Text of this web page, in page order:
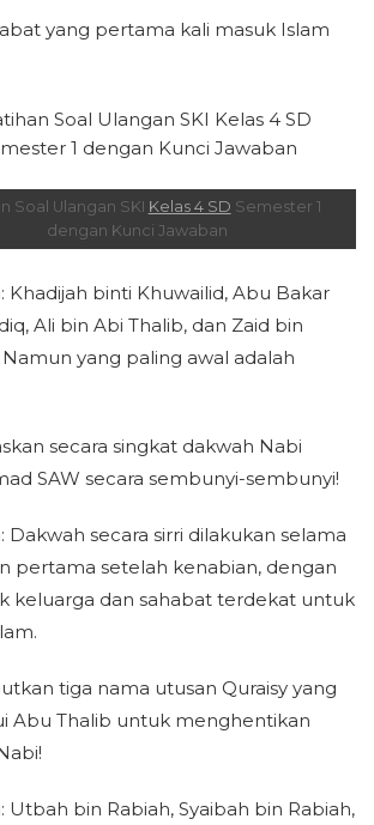
yang pertama kali masuk Islam
Soal Ulangan SKI Kelas 4 SD Semester 1
dengan Kunci Jawaban
Khadijah binti Khuwailid, Abu Bakar
Ali bin Abi Thalib, dan Zaid bin
Namun yang paling awal adalah
secara singkat dakwah Nabi
SAW secara sembunyi-sembunyi!
Dakwah secara sirri dilakukan selama
pertama setelah kenabian, dengan
keluarga dan sahabat terdekat untuk
tiga nama utusan Quraisy yang
Abu Thalib untuk menghentikan
Utbah bin Rabiah, Syaibah bin Rabiah,